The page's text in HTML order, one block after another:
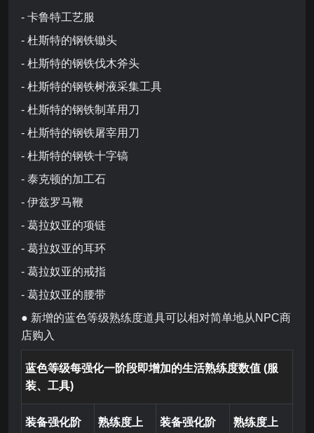
- 卡鲁特工艺服
- 杜斯特的钢铁锄头
- 杜斯特的钢铁伐木斧头
- 杜斯特的钢铁树液采集工具
- 杜斯特的钢铁制革用刀
- 杜斯特的钢铁屠宰用刀
- 杜斯特的钢铁十字镐
- 泰克顿的加工石
- 伊兹罗马鞭
- 葛拉奴亚的项链
- 葛拉奴亚的耳环
- 葛拉奴亚的戒指
- 葛拉奴亚的腰带
● 新增的蓝色等级熟练度道具可以相对简单地从NPC商
店购入
蓝色等级每强化一阶段即增加的生活熟练度数值 (服
装、工具)
装备强化阶
熟练度上
装备强化阶
熟练度上